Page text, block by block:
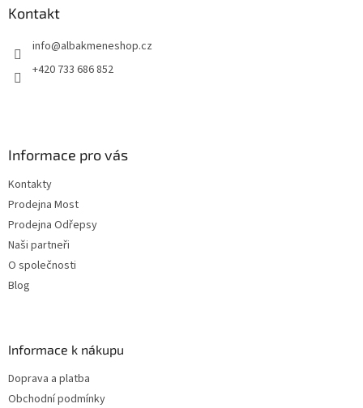
Kontakt
info@albakmeneshop.cz
+420 733 686 852
Informace pro vás
Kontakty
Prodejna Most
Prodejna Odřepsy
Naši partneři
O společnosti
Blog
Informace k nákupu
Doprava a platba
Obchodní podmínky